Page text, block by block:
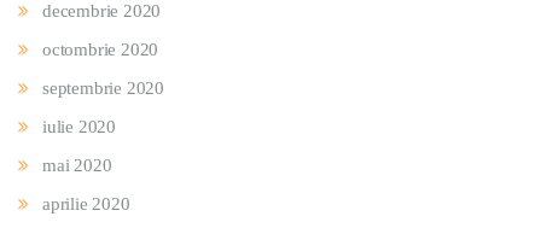
decembrie 2020
octombrie 2020
septembrie 2020
iulie 2020
mai 2020
aprilie 2020